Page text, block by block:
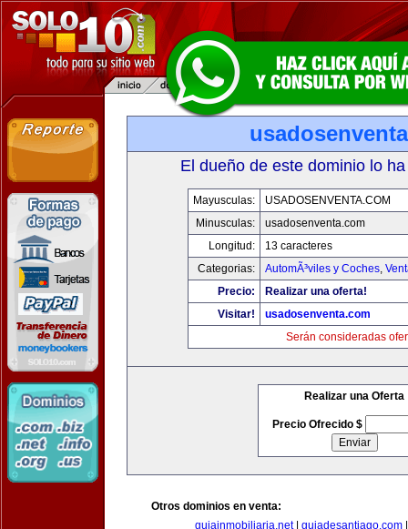
El dueño de este dominio lo
Mayusculas:
USADOSENVENTA.COM
Minusculas:
usadosenventa.com
Longitud:
13 caracteres
Categorias:
AutomÃ³viles y Coches,
Precio:
Realizar una oferta!
Visitar!
usadosenventa.com
Serán consideradas
Realizar una Oferta
Precio Ofrecido $
Otros dominios en venta:
guiainmobiliaria.net| guiadesantiago.com